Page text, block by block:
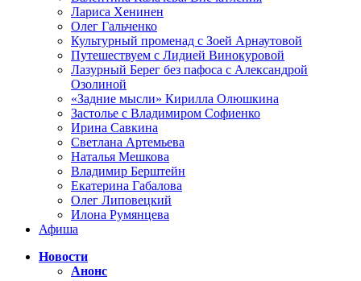
Лариса Хенинен
Олег Гальченко
Культурный променад с Зоей Арнаутовой
Путешествуем с Лидией Винокуровой
Лазурный Берег без пафоса с Александрой
Озолиной
«Задние мысли» Кирилла Олюшкина
Застолье с Владимиром Софиенко
Ирина Савкина
Светлана Артемьева
Наталья Мешкова
Владимир Берштейн
Екатерина Габалова
Олег Липовецкий
Илона Румянцева
Афиша
Новости
Анонс